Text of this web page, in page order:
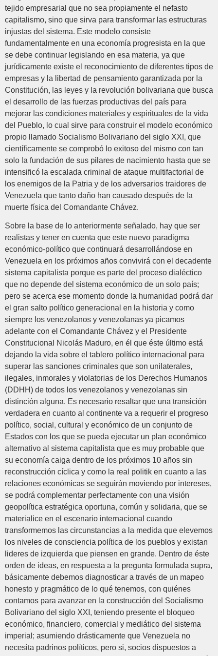
tejido empresarial que no sea propiamente el nefasto
capitalismo, sino que sirva para transformar las estructuras
injustas del sistema. Este modelo consiste
fundamentalmente en una economía progresista en la que
se debe continuar legislando en esa materia, ya que
jurídicamente existe el reconocimiento de diferentes tipos de
empresas y la libertad de pensamiento garantizada por la
Constitución, las leyes y la revolución bolivariana que busca
el desarrollo de las fuerzas productivas del país para
mejorar las condiciones materiales y espirituales de la vida
del Pueblo, lo cual sirve para construir el modelo económico
propio llamado Socialismo Bolivariano del siglo XXI, que
científicamente se comprobó lo exitoso del mismo con tan
solo la fundación de sus pilares de nacimiento hasta que se
intensificó la escalada criminal de ataque multifactorial de
los enemigos de la Patria y de los adversarios traidores de
Venezuela que tanto daño han causado después de la
muerte física del Comandante Chávez.
Sobre la base de lo anteriormente señalado, hay que ser
realistas y tener en cuenta que este nuevo paradigma
económico-político que continuará desarrollándose en
Venezuela en los próximos años convivirá con el decadente
sistema capitalista porque es parte del proceso dialéctico
que no depende del sistema económico de un solo país;
pero se acerca ese momento donde la humanidad podrá dar
el gran salto político generacional en la historia y como
siempre los venezolanos y venezolanas ya picamos
adelante con el Comandante Chávez y el Presidente
Constitucional Nicolás Maduro, en él que éste último está
dejando la vida sobre el tablero político internacional para
superar las sanciones criminales que son unilaterales,
ilegales, inmorales y violatorias de los Derechos Humanos
(DDHH) de todos los venezolanos y venezolanas sin
distinción alguna. Es necesario resaltar que una transición
verdadera en cuanto al continente va a requerir el progreso
político, social, cultural y económico de un conjunto de
Estados con los que se pueda ejecutar un plan económico
alternativo al sistema capitalista que es muy probable que
su economía caiga dentro de los próximos 10 años sin
reconstrucción cíclica y como la real politik en cuanto a las
relaciones económicas se seguirán moviendo por intereses,
se podrá complementar perfectamente con una visión
geopolítica estratégica oportuna, común y solidaria, que se
materialice en el escenario internacional cuando
transformemos las circunstancias a la medida que elevemos
los niveles de consciencia política de los pueblos y existan
lideres de izquierda que piensen en grande. Dentro de éste
orden de ideas, en respuesta a la pregunta formulada supra,
básicamente debemos diagnosticar a través de un mapeo
honesto y pragmático de lo qué tenemos, con quiénes
contamos para avanzar en la construcción del Socialismo
Bolivariano del siglo XXI, teniendo presente el bloqueo
económico, financiero, comercial y mediático del sistema
imperial; asumiendo drásticamente que Venezuela no
necesita padrinos políticos, pero si, socios dispuestos a